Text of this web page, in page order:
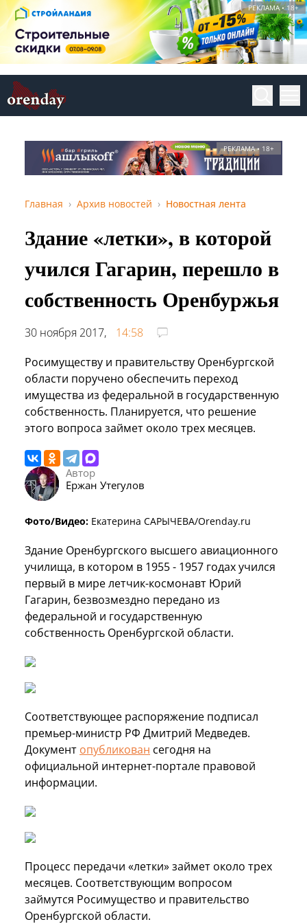
РЕКЛАМА • 18+
РЕКЛАМА • 18+
Главная Архив новостей Новостная лента
Здание «летки», в которой
учился Гагарин, перешло в
собственность Оренбуржья
30 ноября 2017,
14:58
Росимуществу и правительству Оренбургской
области поручено обеспечить переход
имущества из федеральной в государственную
собственность. Планируется, что решение
этого вопроса займет около трех месяцев.
Автор
Ержан Утегулов
Фото/Видео: Екатерина САРЫЧЕВА/Orenday.ru
Здание Оренбургского высшего авиационного
училища, в котором в 1955 - 1957 годах учился
первый в мире летчик-космонавт Юрий
Гагарин, безвозмездно передано из
федеральной и государственную
собственность Оренбургской области.
Соответствующее распоряжение подписал
премьер-министр РФ Дмитрий Медведев.
Документ опубликован сегодня на
официальной интернет-портале правовой
информации.
Процесс передачи «летки» займет около трех
месяцев. Соответствующим вопросом
займутся Росимущество и правительство
Оренбургской области.